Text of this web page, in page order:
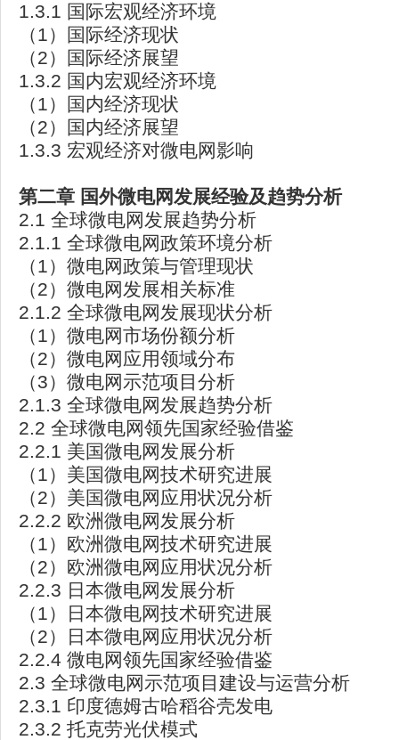
1.3.1 国际宏观经济环境
（1）国际经济现状
（2）国际经济展望
1.3.2 国内宏观经济环境
（1）国内经济现状
（2）国内经济展望
1.3.3 宏观经济对微电网影响
第二章 国外微电网发展经验及趋势分析
2.1 全球微电网发展趋势分析
2.1.1 全球微电网政策环境分析
（1）微电网政策与管理现状
（2）微电网发展相关标准
2.1.2 全球微电网发展现状分析
（1）微电网市场份额分析
（2）微电网应用领域分布
（3）微电网示范项目分析
2.1.3 全球微电网发展趋势分析
2.2 全球微电网领先国家经验借鉴
2.2.1 美国微电网发展分析
（1）美国微电网技术研究进展
（2）美国微电网应用状况分析
2.2.2 欧洲微电网发展分析
（1）欧洲微电网技术研究进展
（2）欧洲微电网应用状况分析
2.2.3 日本微电网发展分析
（1）日本微电网技术研究进展
（2）日本微电网应用状况分析
2.2.4 微电网领先国家经验借鉴
2.3 全球微电网示范项目建设与运营分析
2.3.1 印度德姆古哈稻谷壳发电
2.3.2 托克劳光伏模式